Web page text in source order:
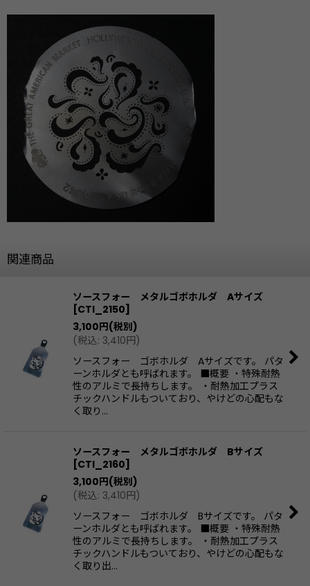
関連商品
ソースフォー メタルゴボホルダ Aサイズ
[CTI_2150]
3,100円(税別)
(税込: 3,410円)
ソースフォー ゴボホルダ Aサイズです。 パタ
ーンホルダとも呼ばれます。 ■概要 ・特殊耐熱
性のアルミで長持ちします。 ・耐熱加工プラス
チックハンドルもついており、やけどの心配もな
く取り…
ソースフォー メタルゴボホルダ Bサイズ
[CTI_2160]
3,100円(税別)
(税込: 3,410円)
ソースフォー ゴボホルダ Bサイズです。 パタ
ーンホルダとも呼ばれます。 ■概要 ・特殊耐熱
性のアルミで長持ちします。 ・耐熱加工プラス
チックハンドルもついており、やけどの心配もな
く取り出…